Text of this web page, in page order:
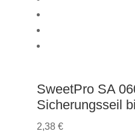
SweetPro SA
Sicherungsseil
2,38 €